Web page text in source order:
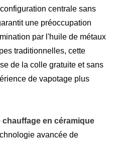
centrale sans
une préoccupation
par l'huile de métaux
traditionnelles, cette
de la colle gratuite et sans
de vapotage plus
en céramique
avancée de